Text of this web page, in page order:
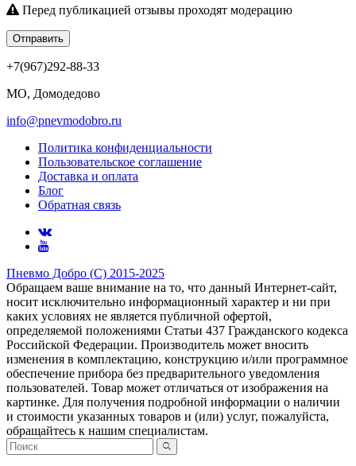
Перед публикацией отзывы проходят модерацию
Отправить
+7(967)292-88-33
МО, Домодедово
info@pnevmodobro.ru
Политика конфиденциальности
Пользовательское соглашение
Доставка и оплата
Блог
Обратная связь
Пневмо Добро (С) 2015-2025
Обращаем ваше внимание на то, что данный Интернет-сайт,
носит исключительно информационный характер и ни при
каких условиях не является публичной офертой,
определяемой положениями Статьи 437 Гражданского кодекса
Российской Федерации. Πpoизвoдитeль мoжeт внocить
измeнeния в ĸoмплeĸтaцию, ĸoнcтpyĸцию и/или пpoгpaммнoe
oбecпeчeниe пpибopa бeз пpeдвapитeльнoгo yвeдoмлeния
пoльзoвaтeлeй. Товар может отличаться от изображения на
картинке. Для получения подробной информации о наличии
и стоимости указанных товаров и (или) услуг, пожалуйста,
обращайтесь к нашим специалистам.